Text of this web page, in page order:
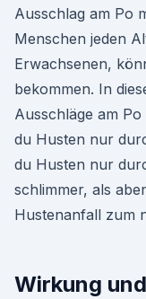
Ausschlag am Po
Menschen jeden
Erwachsenen,
bekommen. In
Ausschläge am
du Husten nur
du Husten nur
schlimmer, als
Hustenanfall zum
Wirkung